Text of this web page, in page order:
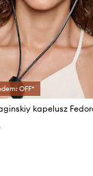
OFF*
kapelusz